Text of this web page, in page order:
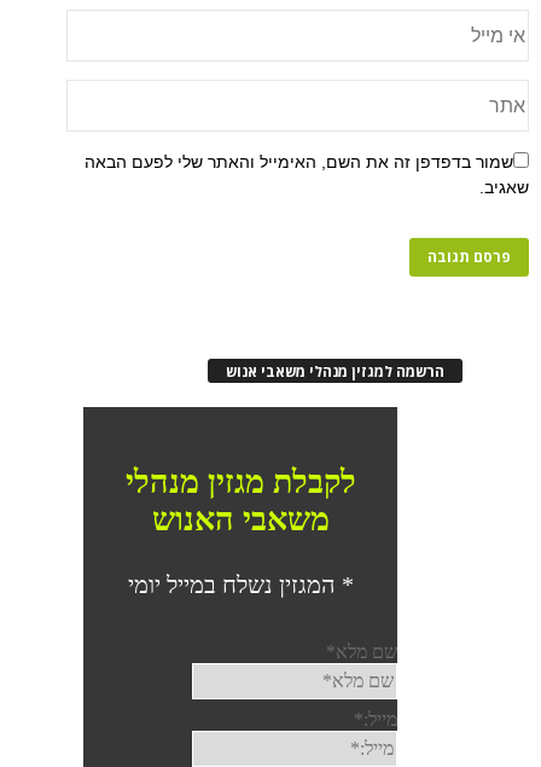
שמור בדפדפן זה את השם, האימייל והאתר שלי לפעם הבאה
שאגיב.
הרשמה למגזין מנהלי משאבי אנוש